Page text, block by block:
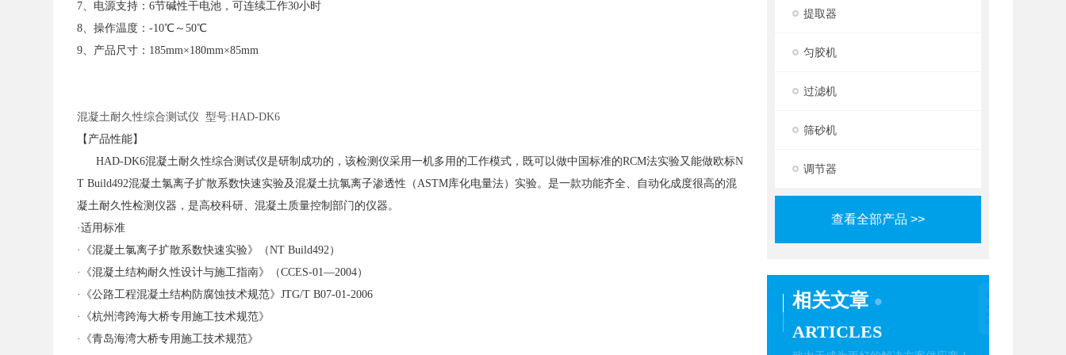
提取器
匀胶机
过滤机
筛砂机
调节器
查看全部产品 >>
相关文章
ARTICLES
7、电源支持：6节碱性干电池，可连续工作30小时
8、操作温度：-10℃～50℃
9、产品尺寸：185mm×180mm×85mm
混凝土耐久性综合测试仪 型号:HAD-DK6
【产品性能】
HAD-DK6混凝土耐久性综合测试仪是研制成功的，该检测仪采用一机多用的工作模式，既可以做中国标准的RCM法实验又能做欧标N
T Build492混凝土氯离子扩散系数快速实验及混凝土抗氯离子渗透性（ASTM库化电量法）实验。是一款功能齐全、自动化成度很高的混
凝土耐久性检测仪器，是高校科研、混凝土质量控制部门的仪器。
·适用标准
·《混凝土氯离子扩散系数快速实验》（NT Build492）
·《混凝土结构耐久性设计与施工指南》（CCES-01—2004）
·《公路工程混凝土结构防腐蚀技术规范》JTG/T B07-01-2006
·《杭州湾跨海大桥专用施工技术规范》
·《青岛海湾大桥专用施工技术规范》